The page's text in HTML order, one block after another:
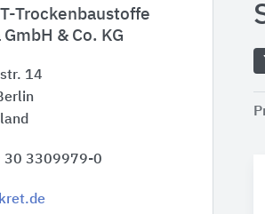
Trockenbaustoffe
GmbH & Co. KG
14
30 3309979-0